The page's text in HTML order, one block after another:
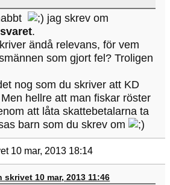
jag skrev om
.
ändå relevans, för vem
som gjort fel? Troligen
nog som du skriver att KD
hellre att man fiskar röster
att låta skattebetalarna ta
barn som du skrev om
10 mar, 2013 18:14
10 mar, 2013 11:46